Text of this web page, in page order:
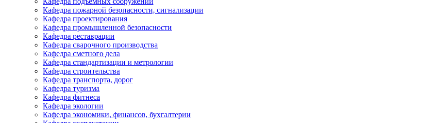
Кафедра пожарной безопасности, сигнализации
Кафедра проектирования
Кафедра промышленной безопасности
Кафедра реставрации
Кафедра сварочного производства
Кафедра сметного дела
Кафедра стандартизации и метрологии
Кафедра строительства
Кафедра транспорта, дорог
Кафедра туризма
Кафедра фитнеса
Кафедра экологии
Кафедра экономики, финансов, бухгалтерии